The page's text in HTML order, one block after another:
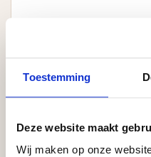
Toestemming
Deze website maakt
Wij maken op onze
Ik ga akkoord met de
mijn gegevens
privacy policy. *